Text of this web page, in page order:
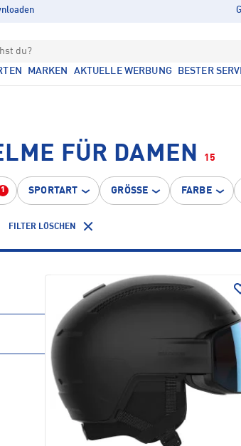
du?
MARKEN AKTUELLE WERBUNG BESTER
FÜR DAMEN 15
1 SPORTART GRÖSSE FARBE
FILTER LÖSCHEN